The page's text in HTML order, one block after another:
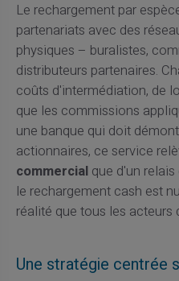
Le rechargement par
partenariats avec des
physiques – buralistes,
distributeurs partenaires.
coûts d'intermédiation, de
que les commissions
une banque qui doit
actionnaires, ce service
commercialque d'un relais
le rechargement cash est
réalité que tous les acteurs
Une stratégie centrée